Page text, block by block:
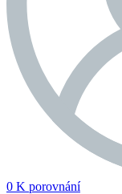
0 K porovnání